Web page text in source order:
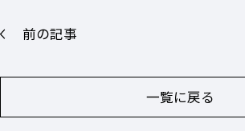
前の記事
一覧に戻る